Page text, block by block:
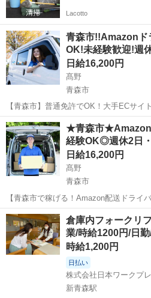
Lacotto
青森市!!Amazonド
OK!未経験歓迎!週
日給16,200円
髙野
青森市
【青森市】普通免許でOK！大手ECサイ
「未経験だけど稼ぎたい！」そんなあな
でプライベートも充実♪ 青森市内の担当
をポストへお届けするお...
青森 青森市 ドライバー
★青森市★Amazon
経験OK◎週休2日
日給16,200円
髙野
青森市
【青森市で稼げる！Amazon配送ドライ
ば、未経験OK！☆軽貨物配送で、あな
か？【充実の研修制度】で、スマホ操作
導。直行直帰も可能で、プライベー...
青森 青森市 ドライバー
倉庫内フォークリ
業/時給1200円/日
時給1,200円
日払い
株式会社日本ワークプ
新青森駅